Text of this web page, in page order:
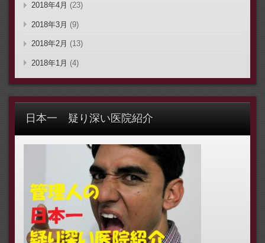
2018年4月 (23)
2018年3月 (9)
2018年2月 (13)
2018年1月 (4)
日本一 疑り深い医院紹介